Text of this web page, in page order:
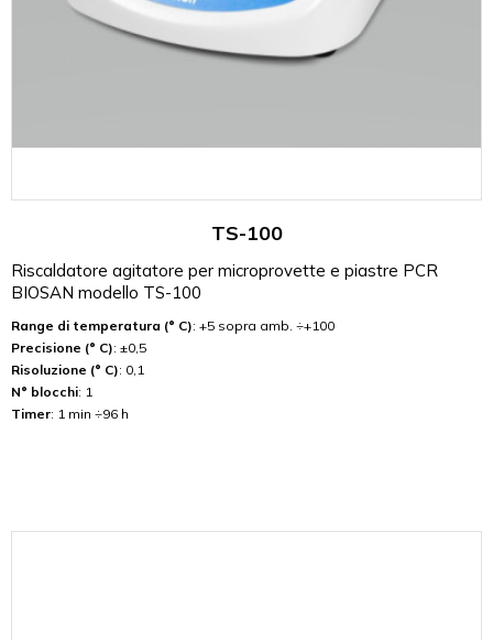
TS-100
Riscaldatore agitatore per microprovette e piastre PCR
BIOSAN modello TS-100
Range di temperatura (° C): +5 sopra amb. ÷+100
Precisione (° C): ±0,5
Risoluzione (° C): 0,1
N° blocchi: 1
Timer: 1 min ÷96 h